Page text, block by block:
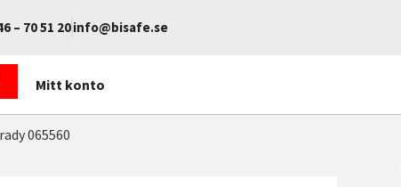
– 70 51 20info@bisafe.se
Mitt konto
065560